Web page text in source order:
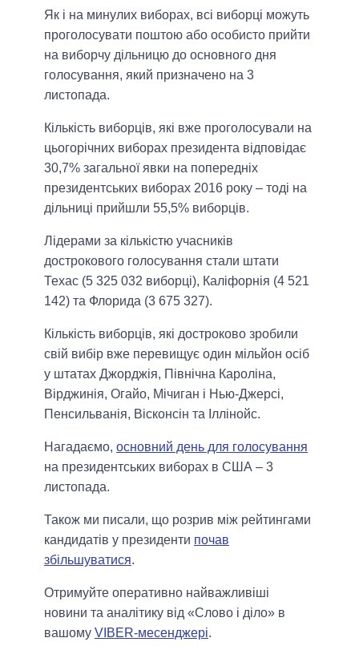
Як і на минулих виборах, всі виборці можуть
проголосувати поштою або особисто прийти
на виборчу дільницю до основного дня
голосування, який призначено на 3
листопада.
Кількість виборців, які вже проголосували на
цьогорічних виборах президента відповідає
30,7% загальної явки на попередніх
президентських виборах 2016 року – тоді на
дільниці прийшли 55,5% виборців.
Лідерами за кількістю учасників
дострокового голосування стали штати
Техас (5 325 032 виборці), Каліфорнія (4 521
142) та Флорида (3 675 327).
Кількість виборців, які достроково зробили
свій вибір вже перевищує один мільйон осіб
у штатах Джорджія, Північна Кароліна,
Вірджинія, Огайо, Мічиган і Нью-Джерсі,
Пенсильванія, Вісконсін та Іллінойс.
Нагадаємо, основний день для голосування
на президентських виборах в США – 3
листопада.
Також ми писали, що розрив між рейтингами
кандидатів у президенти почав
збільшуватися.
Отримуйте оперативно найважливіші
новини та аналітику від «Слово і діло» в
вашому VIBER-месенджері.